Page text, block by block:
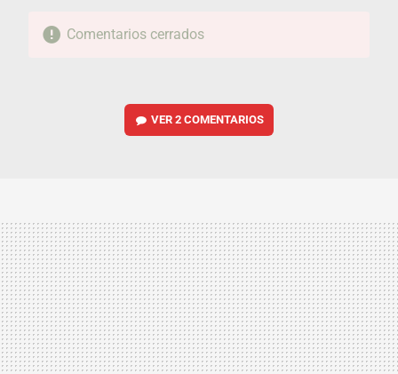
Comentarios cerrados
VER2 COMENTARIOS